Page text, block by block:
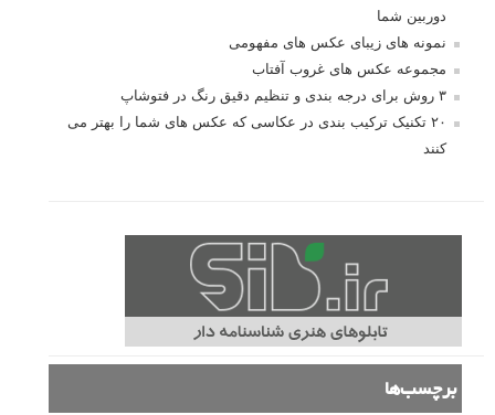
دوربین شما
نمونه های زیبای عکس های مفهومی
مجموعه عکس های غروب آفتاب
۳ روش برای درجه بندی و تنظیم دقیق رنگ در فتوشاپ
۲۰ تکنیک ترکیب بندی در عکاسی که عکس های شما را بهتر می
کنند
برچسب‌ها